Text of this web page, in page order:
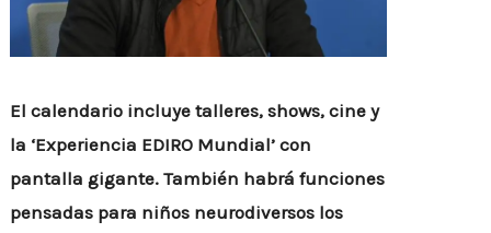
El calendario incluye talleres, shows, cine y
la ‘Experiencia EDIRO Mundial’ con
pantalla gigante. También habrá funciones
pensadas para niños neurodiversos los